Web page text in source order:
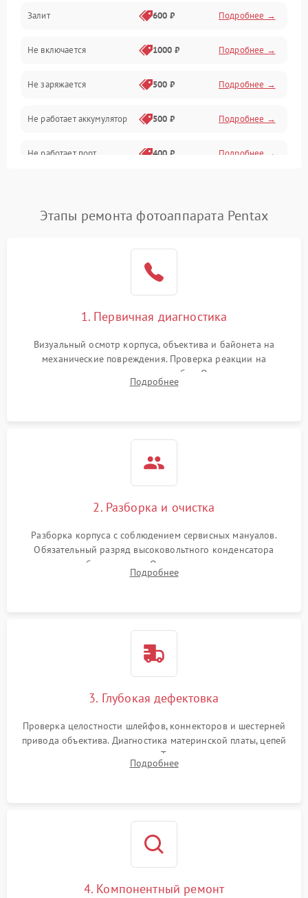
Питание и питание цепей
Проблемы с картами памяти
Объективы
Программные сбои
Коммуникации и интерфейсы
Залит 600 ₽ Подробнее →
Не включается 1000 ₽ Подробнее →
Не заряжается 500 ₽ Подробнее →
Не работает аккумулятор 500 ₽ Подробнее →
Не работает порт 400 ₽ Подробнее →
Этапы ремонта фотоаппарата Pentax
1. Первичная диагностика
Визуальный осмотр корпуса, объектива и байонета на
механические повреждения. Проверка реакции на
включение, считывание кодов ошибок. Оценка состояния
матрицы и затвора, проверка работы автофокуса и вспышки.
Подробнее
2. Разборка и очистка
Разборка корпуса с соблюдением сервисных мануалов.
Обязательный разряд высоковольтного конденсатора
вспышки для безопасности. Очистка внутренних узлов от
пыли, песка и следов влаги с помощью спецсредств.
Подробнее
3. Глубокая дефектовка
Проверка целостности шлейфов, коннекторов и шестерней
привода объектива. Диагностика материнской платы, цепей
питания и картоприемника. Тестирование механизма
затвора и блока внутрикамерной стабилизации.
Подробнее
4. Компонентный ремонт